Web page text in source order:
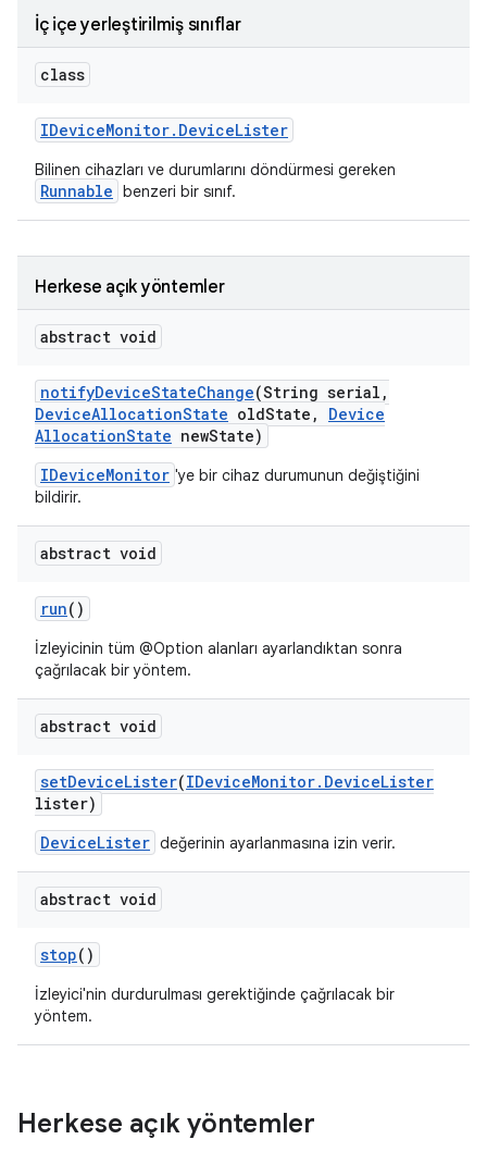
İç içe yerleştirilmiş sınıflar
class
IDeviceMonitor. DeviceLister
Bilinen cihazları ve durumlarını döndürmesi gereken
Runnable benzeri bir sınıf.
Herkese açık yöntemler
abstract void
notifyDeviceStateChange(String serial ,
DeviceAllocationState oldState ,
Device
AllocationState newState)
IDeviceMonitor 'ye bir cihaz durumunun değiştiğini
bildirir.
abstract void
run()
İzleyicinin tüm @Option alanları ayarlandıktan sonra
çağrılacak bir yöntem.
abstract void
setDeviceLister(IDeviceMonitor. DeviceLister
lister)
DeviceLister değerinin ayarlanmasına izin verir.
abstract void
stop()
İzleyici'nin durdurulması gerektiğinde çağrılacak bir
yöntem.
Herkese açık yöntemler